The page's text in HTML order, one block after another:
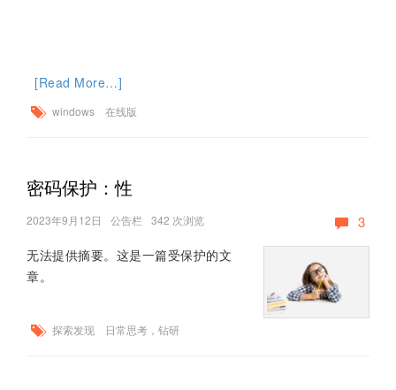
[Read More…]
windows 在线版
密码保护：性
2023年9月12日 公告栏 342 次浏览 3
无法提供摘要。这是一篇受保护的文
章。
探索发现 日常思考，钻研